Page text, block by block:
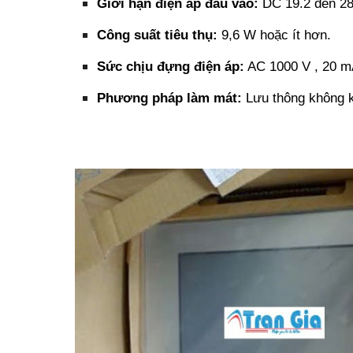
Công suất tiêu thụ: 9,6 W hoặc ít hơn.
Sức chịu đựng điện áp: AC 1000 V , 20
Phương pháp làm mát: Lưu thông không